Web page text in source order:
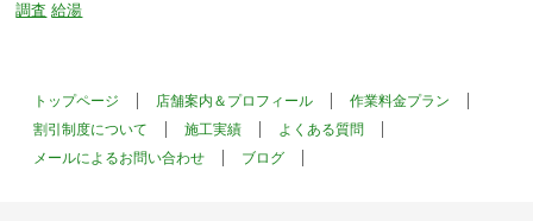
調査 給湯
トップページ 店舗案内＆プロフィール
作業料金プラン
割引制度について
施工実績
よくある質問
メールによるお問い合わせ
ブログ